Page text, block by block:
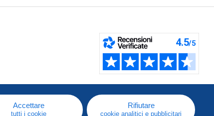
Accettare
tutti i cookie
Rifiutare
cookie analitici e pubblicitari